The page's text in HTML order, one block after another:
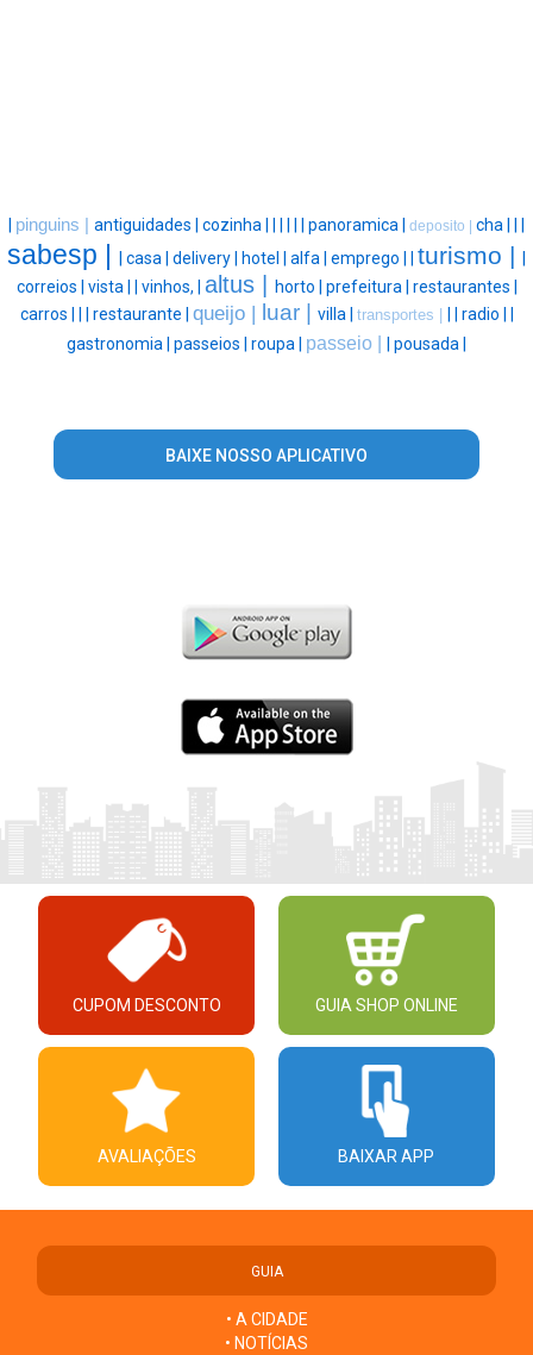
| pinguins | antiguidades | cozinha | | | | | | panoramica | deposito | cha | | |
sabesp | | casa | delivery | hotel | alfa | emprego | | turismo | |
correios | vista | | vinhos, | altus | horto | prefeitura | restaurantes |
carros | | | restaurante | queijo | luar | villa | transportes | | | radio | |
gastronomia | passeios | roupa | passeio | | pousada |
BAIXE NOSSO APLICATIVO
CUPOM DESCONTO GUIA SHOP ONLINE
AVALIAÇÕES BAIXAR APP
GUIA
• A CIDADE
• NOTÍCIAS